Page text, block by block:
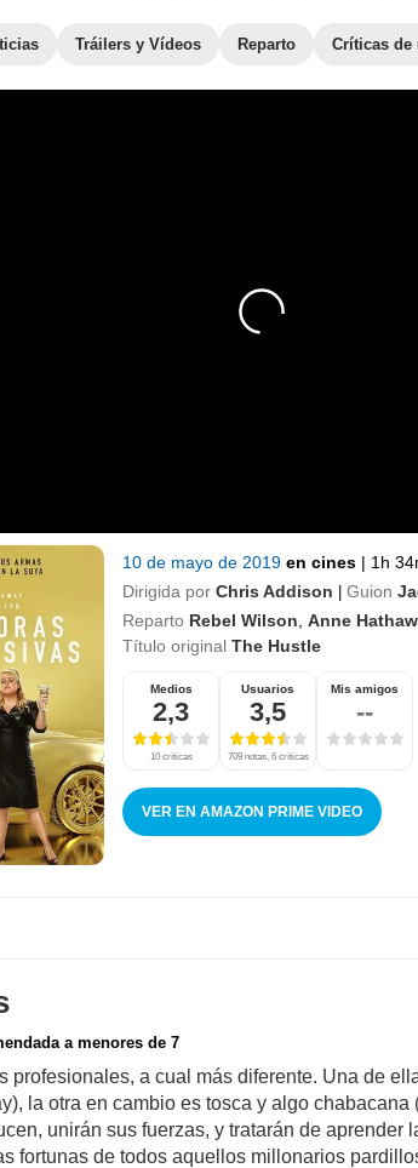
Tráilers y Vídeos Reparto Críticas de
10 de mayo de 2019 en cines | 1h
Dirigida por Chris Addison | Guion
Reparto Rebel Wilson Anne
Título original The Hustle
Medios
2,3
10 críticas
Usuarios
3,5
709 notas, 6 críticas
Mis amigos
--
VER EN AMAZON PRIME VIDEO
a menores de 7
profesionales, a cual más diferente. Una de
la otra en cambio es tosca y algo
unirán sus fuerzas, y tratarán de aprender
fortunas de todos aquellos millonarios